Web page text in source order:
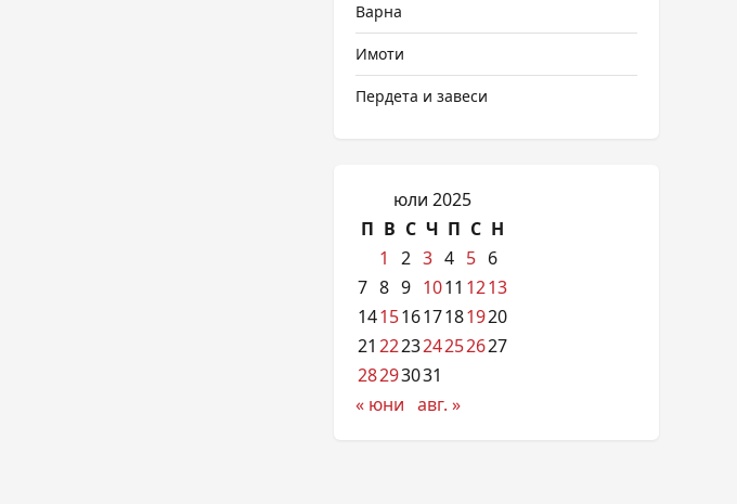
Варна
Имоти
Пердета и завеси
юли 2025
П В С Ч П С Н
1
2 3 4 5 6
7 8 9 1011 1213
14151617181920
21 222324252627
28293031
« юни авг. »